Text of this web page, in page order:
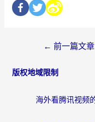
← 前一篇文章
版权地域限制